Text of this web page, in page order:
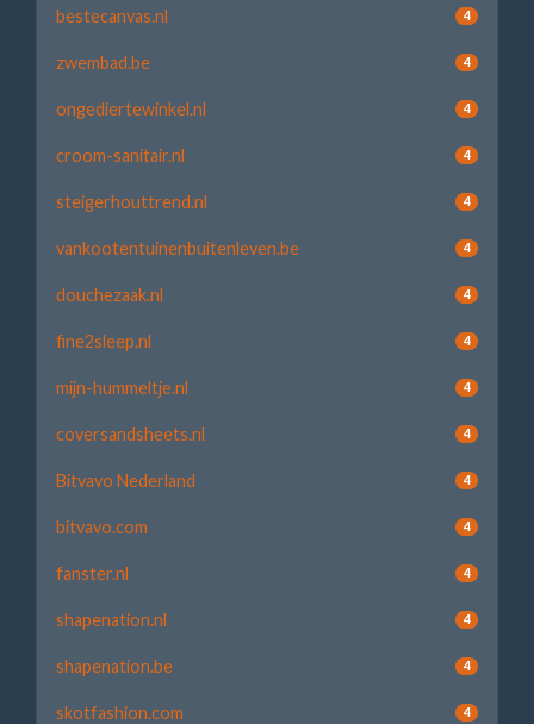
bestecanvas.nl 4
zwembad.be 4
ongediertewinkel.nl 4
croom-sanitair.nl 4
steigerhouttrend.nl 4
vankootentuinenbuitenleven.be 4
douchezaak.nl 4
fine2sleep.nl 4
mijn-hummeltje.nl 4
coversandsheets.nl 4
Bitvavo Nederland 4
bitvavo.com 4
fanster.nl 4
shapenation.nl 4
shapenation.be 4
skotfashion.com 4